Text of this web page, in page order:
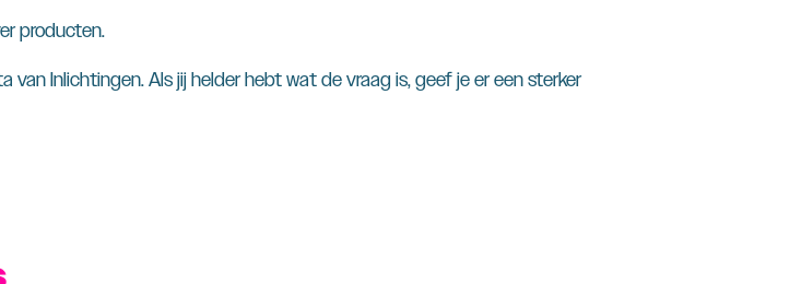
producten.
Inlichtingen. Als jij helder hebt wat de vraag is, geef je er een sterker